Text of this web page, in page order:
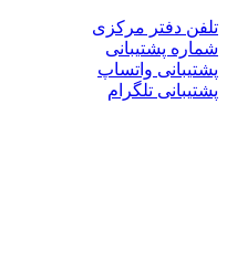
تلفن دفتر مرکزی
شماره پشتیبانی
پشتیبانی واتساپ
پشتیبانی تلگرام